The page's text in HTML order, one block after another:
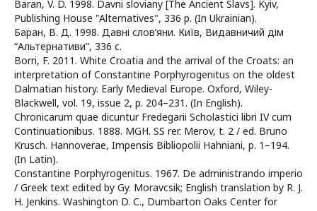
Baran, V. D. 1998. Davni sloviany [The Ancient Slavs]. Kyiv,
Publishing House "Alternatives", 336 p. (In Ukrainian).
Баран, В. Д. 1998. Давні слов’яни. Київ, Видавничий дім
“Альтернативи”, 336 с.
Borri, F. 2011. White Croatia and the arrival of the Croats: an
interpretation of Constantine Porphyrogenitus on the oldest
Dalmatian history. Early Medieval Europe. Oxford, Wiley-
Blackwell, vol. 19, issue 2, p. 204–231. (In English).
Chronicarum quae dicuntur Fredegarii Scholastici libri IV cum
Continuationibus. 1888. MGH. SS rer. Merov, t. 2 / ed. Bruno
Krusch. Hannoverae, Impensis Bibliopolii Hahniani, p. 1–194.
(In Latin).
Constantine Porphyrogenitus. 1967. De administrando imperio
/ Greek text edited by Gy. Moravcsik; English translation by R. J.
H. Jenkins. Washington D. C., Dumbarton Oaks Center for